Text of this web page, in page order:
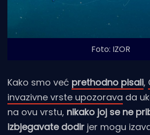
Foto: IZOR
Kako smo već prethodno pisali,
invazivne vrste upozorava da
na ovu vrstu, nikako joj se ne
izbjegavate dodir jer mogu